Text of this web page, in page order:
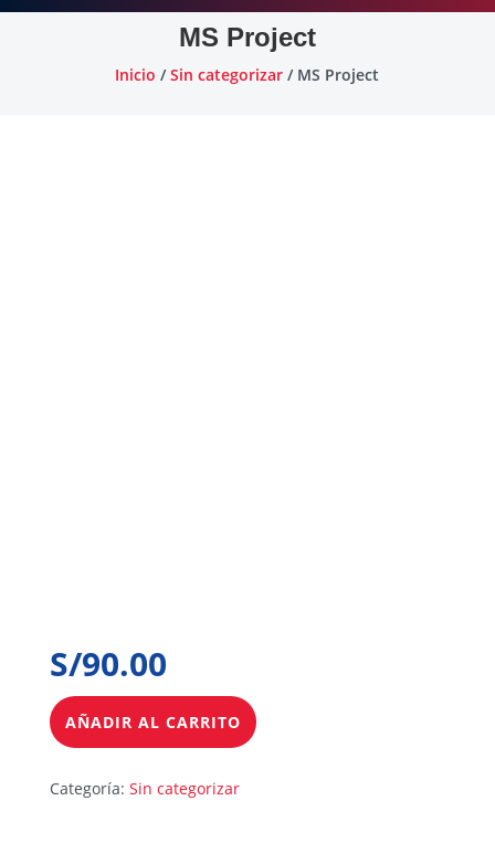
MS Project
Inicio /Sin categorizar / MS Project
S/90.00
AÑADIR AL CARRITO
Categoría: Sin categorizar